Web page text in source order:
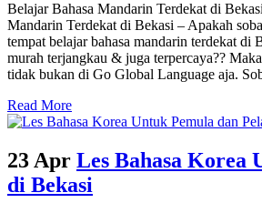
Belajar Bahasa Mandarin Terdekat di
Mandarin Terdekat di Bekasi – Apakah
tempat belajar bahasa mandarin terdekat di
murah terjangkau & juga terpercaya??
tidak bukan di Go Global Language aja.
Read More
23 Apr Les Bahasa Korea
di Bekasi